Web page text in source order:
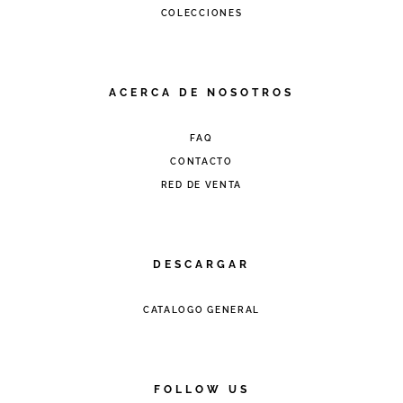
COLECCIONES
ACERCA DE NOSOTROS
FAQ
CONTACTO
RED DE VENTA
DESCARGAR
CATALOGO GENERAL
FOLLOW US